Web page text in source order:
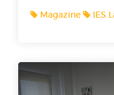
Magazine IES